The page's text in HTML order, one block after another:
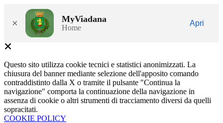
× MyViadana
Home
Apri
Questo sito utilizza cookie tecnici e statistici anonimizzati. La
chiusura del banner mediante selezione dell'apposito comando
contraddistinto dalla X o tramite il pulsante "Continua la
navigazione" comporta la continuazione della navigazione in
assenza di cookie o altri strumenti di tracciamento diversi da quelli
sopracitati.
COOKIE POLICY